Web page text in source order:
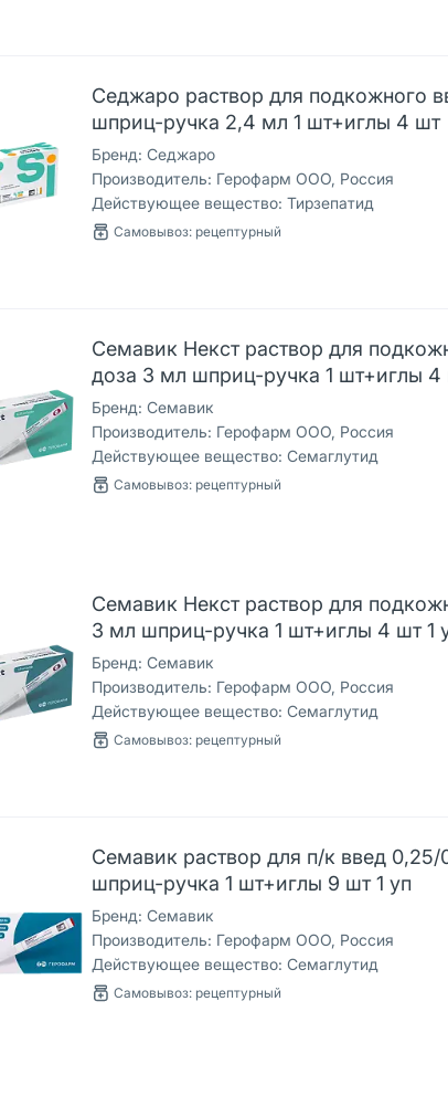
Седжаро раствор для подкожного
шприц-ручка 2,4 мл 1 шт+иглы 4 шт
Бренд: Седжаро
Производитель: Герофарм ООО, Россия
Действующее вещество: Тирзепатид
Самовывоз: рецептурный
Семавик Некст раствор для
доза 3 мл шприц-ручка 1 шт+иглы 4
Бренд: Семавик
Производитель: Герофарм ООО, Россия
Действующее вещество: Семаглутид
Самовывоз: рецептурный
Семавик Некст раствор для
3 мл шприц-ручка 1 шт+иглы 4 шт 1
Бренд: Семавик
Производитель: Герофарм ООО, Россия
Действующее вещество: Семаглутид
Самовывоз: рецептурный
Семавик раствор для п/к введ 0,25/
шприц-ручка 1 шт+иглы 9 шт 1 уп
Бренд: Семавик
Производитель: Герофарм ООО, Россия
Действующее вещество: Семаглутид
Самовывоз: рецептурный